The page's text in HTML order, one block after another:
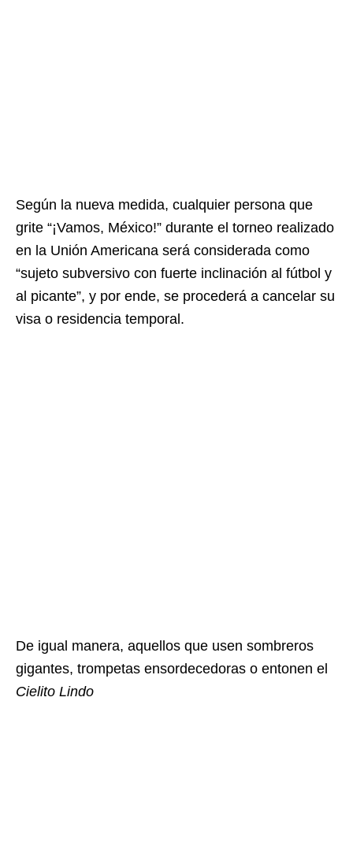
Según la nueva medida, cualquier persona que
grite “¡Vamos, México!” durante el torneo realizado
en la Unión Americana será considerada como
“sujeto subversivo con fuerte inclinación al fútbol y
al picante”, y por ende, se procederá a cancelar su
visa o residencia temporal.
De igual manera, aquellos que usen sombreros
gigantes, trompetas ensordecedoras o entonen el
Cielito Lindo